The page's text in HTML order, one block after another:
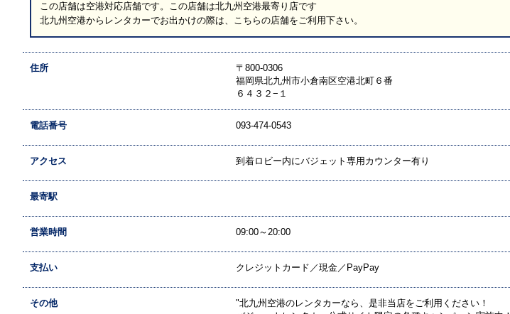
この店舗は空港対応店舗です。この店舗は北九州空港最寄り店です
北九州空港からレンタカーでお出かけの際は、こちらの店舗をご利用下さい。
住所
〒800-0306
福岡県北九州市小倉南区空港北町６番
６４３２−１
電話番号 093-474-0543
アクセス 到着ロビー内にバジェット専用カウンター有り
最寄駅
営業時間 09:00～20:00
支払い クレジットカード／現金／PayPay
その他
"北九州空港のレンタカーなら、是非当店をご利用ください！